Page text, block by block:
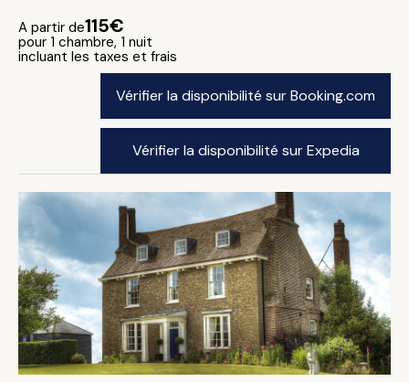
A partir de115€
pour 1 chambre, 1 nuit
incluant les taxes et frais
Vérifier la disponibilité sur Booking.com
Vérifier la disponibilité sur Expedia